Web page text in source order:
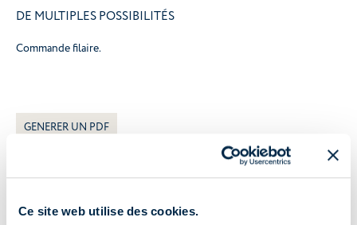
Ce site web utilise des cookies.
DE MULTIPLES POSSIBILITÉS
Commande filaire.
GENERER UN PDF
Caractéristiques principales